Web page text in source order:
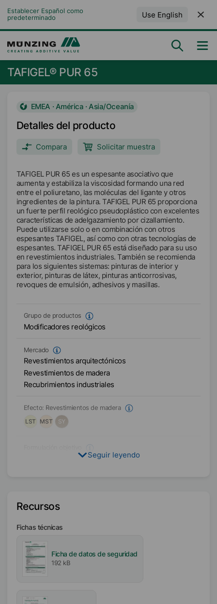
Establecer Español como
predeterminado
Use English
TAFIGEL® PUR 65
EMEA · América · Asia/Oceanía
Detalles del producto
Compara Solicitar muestra
TAFIGEL PUR 65 es un espesante asociativo que
aumenta y estabiliza la viscosidad formando una red
entre el poliuretano, las moléculas del ligante y otros
ingredientes de la pintura. TAFIGEL PUR 65 proporciona
un fuerte perfil reológico pseudoplástico con excelentes
características de adelgazamiento por cizallamiento.
Puede utilizarse solo o en combinación con otros
espesantes TAFIGEL, así como con otras tecnologías de
espesantes. TAFIGEL PUR 65 está diseñado para su uso
en revestimientos industriales. También se recomienda
para los siguientes sistemas: pinturas de interior y
exterior, pinturas de látex, pinturas anticorrosivas,
revoques de emulsión, adhesivos y masillas.
Grupo de productos
Modificadores reológicos
Mercado
Revestimientos arquitectónicos
Revestimientos de madera
Recubrimientos industriales
Efecto: Revestimientos de madera
LST
MST SY
Mezcla de tensioactivos
Disolvente
Butiltriglicol
Seguir leyendo
Recursos
Fichas técnicas
Ficha de datos de seguridad
192 kB